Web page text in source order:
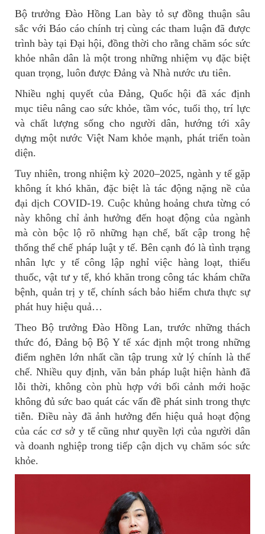
Bộ trưởng Đào Hồng Lan bày tỏ sự đồng thuận sâu
sắc với Báo cáo chính trị cùng các tham luận đã được
trình bày tại Đại hội, đồng thời cho rằng chăm sóc sức
khỏe nhân dân là một trong những nhiệm vụ đặc biệt
quan trọng, luôn được Đảng và Nhà nước ưu tiên.
Nhiều nghị quyết của Đảng, Quốc hội đã xác định
mục tiêu nâng cao sức khỏe, tầm vóc, tuổi thọ, trí lực
và chất lượng sống cho người dân, hướng tới xây
dựng một nước Việt Nam khỏe mạnh, phát triển toàn
diện.
Tuy nhiên, trong nhiệm kỳ 2020–2025, ngành y tế gặp
không ít khó khăn, đặc biệt là tác động nặng nề của
đại dịch COVID-19. Cuộc khủng hoảng chưa từng có
này không chỉ ảnh hưởng đến hoạt động của ngành
mà còn bộc lộ rõ những hạn chế, bất cập trong hệ
thống thể chế pháp luật y tế. Bên cạnh đó là tình trạng
nhân lực y tế công lập nghỉ việc hàng loạt, thiếu
thuốc, vật tư y tế, khó khăn trong công tác khám chữa
bệnh, quản trị y tế, chính sách bảo hiểm chưa thực sự
phát huy hiệu quả…
Theo Bộ trưởng Đào Hồng Lan, trước những thách
thức đó, Đảng bộ Bộ Y tế xác định một trong những
điểm nghẽn lớn nhất cần tập trung xử lý chính là thể
chế. Nhiều quy định, văn bản pháp luật hiện hành đã
lỗi thời, không còn phù hợp với bối cảnh mới hoặc
không đủ sức bao quát các vấn đề phát sinh trong thực
tiễn. Điều này đã ảnh hưởng đến hiệu quả hoạt động
của các cơ sở y tế cũng như quyền lợi của người dân
và doanh nghiệp trong tiếp cận dịch vụ chăm sóc sức
khỏe.